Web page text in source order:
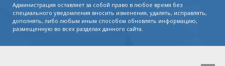
Администрация оставляет за собой право в любое время без
специального уведомления вносить изменения, удалять, исправлять,
дополнять, либо любым иным способом обновлять информацию,
размещенную во всех разделах данного сайта.